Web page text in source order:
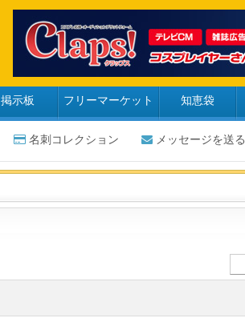
掲示板 フリーマーケット 知恵袋
名刺コレクション メッセージを送る